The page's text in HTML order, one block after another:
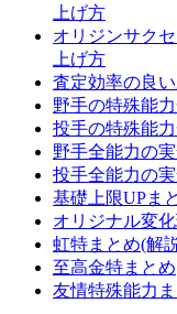
上げ方
オリジンサク
上げ方
査定効率の良
野手の特殊能
投手の特殊能
野手全能力の
投手全能力の
基礎上限UPま
オリジナル変
虹特まとめ(解
至高金特まとめ
友情特殊能力